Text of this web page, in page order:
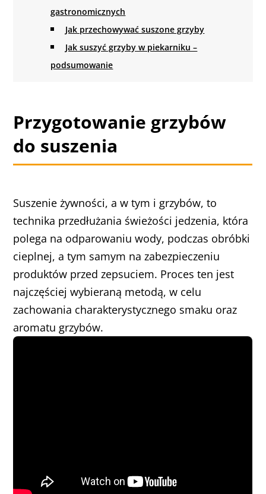
gastronomicznych
Jak przechowywać suszone grzyby
Jak suszyć grzyby w piekarniku –
podsumowanie
Przygotowanie grzybów
do suszenia
Suszenie żywności, a w tym i grzybów, to
technika przedłużania świeżości jedzenia, która
polega na odparowaniu wody, podczas obróbki
cieplnej, a tym samym na zabezpieczeniu
produktów przed zepsuciem. Proces ten jest
najczęściej wybieraną metodą, w celu
zachowania charakterystycznego smaku oraz
aromatu grzybów.